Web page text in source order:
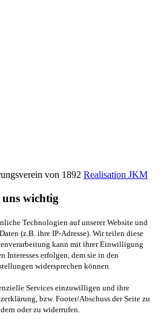
von 1892 Realisation JKM
wichtig
Technologien auf unserer Website und
(z.B. ihre IP-Adresse). Wir teilen diese
kann mit ihrer Einwilligung
Interesses erfolgen, dem sie in den
widersprechen können.
Services einzuwilligen und ihre
bzw. Footer/Abschuss der Seite zu
oder zu widerrufen.